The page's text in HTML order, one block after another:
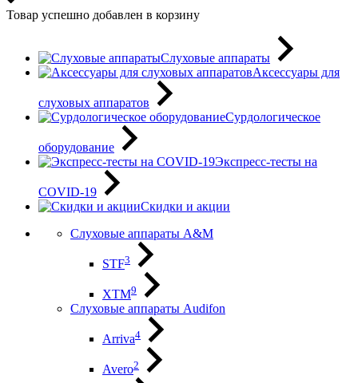
Товар успешно добавлен в корзину
Слуховые аппараты
Аксессуары для
слуховых аппаратов
Сурдологическое
оборудование
Экспресс-тесты на
COVID-19
Скидки и акции
Слуховые аппараты A&M
STF3
XTM9
Слуховые аппараты Audifon
Arriva4
Avero2